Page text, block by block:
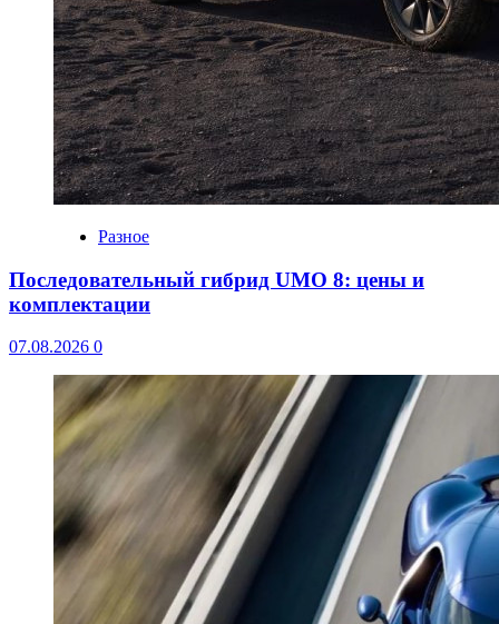
Разное
Последовательный гибрид UMO 8: цены и
комплектации
07.08.2026 0